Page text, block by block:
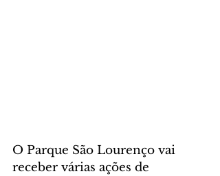
O Parque São Lourenço vai
receber várias ações de